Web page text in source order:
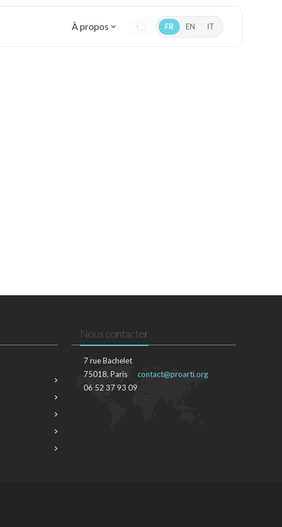
À propos FR EN IT
Nous contacter
7 rue Bachelet
75018, Paris
06 52 37 93 09
contact@proarti.org